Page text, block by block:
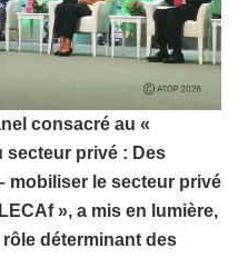
consacré au «
secteur privé : Des
mobiliser le secteur privé
», a mis en lumière,
rôle déterminant des